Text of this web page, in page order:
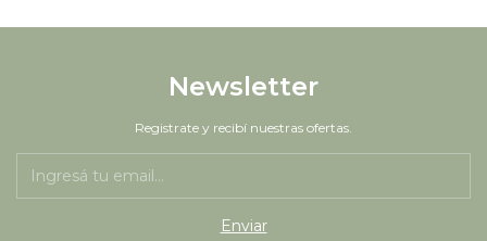
Newsletter
Registrate y recibí nuestras ofertas.